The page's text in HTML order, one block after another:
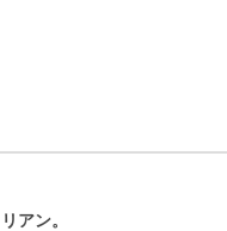
アン。